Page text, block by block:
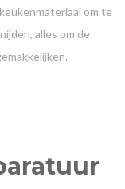
om te
alles om de